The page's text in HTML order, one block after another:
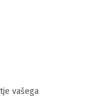
vašega